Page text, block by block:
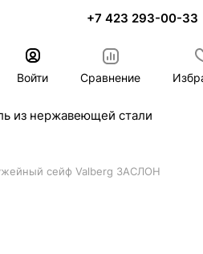
+7 423 293-00-33
Войти
Сравнение
из нержавеющей стали
сейф Valberg ЗАСЛОН